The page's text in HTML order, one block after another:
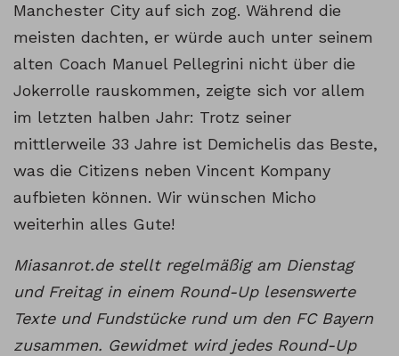
Manchester City auf sich zog. Während die
meisten dachten, er würde auch unter seinem
alten Coach Manuel Pellegrini nicht über die
Jokerrolle rauskommen, zeigte sich vor allem
im letzten halben Jahr: Trotz seiner
mittlerweile 33 Jahre ist Demichelis das Beste,
was die Citizens neben Vincent Kompany
aufbieten können. Wir wünschen Micho
weiterhin alles Gute!
Miasanrot.de stellt regelmäßig am Dienstag
und Freitag in einem Round-Up lesenswerte
Texte und Fundstücke rund um den FC Bayern
zusammen. Gewidmet wird jedes Round-Up